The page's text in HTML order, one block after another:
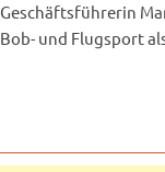
Geschäftsführerin
Bob- und Flugsport